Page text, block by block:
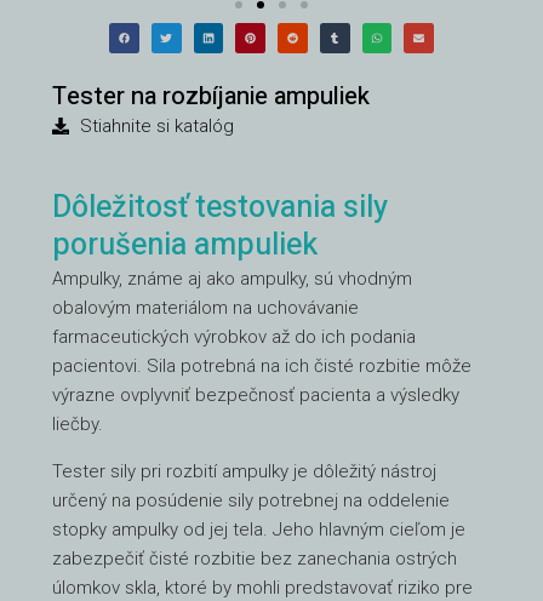
Tester na rozbíjanie ampuliek
Stiahnite si katalóg
Dôležitosť testovania sily
porušenia ampuliek
Ampulky, známe aj ako ampulky, sú vhodným
obalovým materiálom na uchovávanie
farmaceutických výrobkov až do ich podania
pacientovi. Sila potrebná na ich čisté rozbitie môže
výrazne ovplyvniť bezpečnosť pacienta a výsledky
liečby.
Tester sily pri rozbití ampulky je dôležitý nástroj
určený na posúdenie sily potrebnej na oddelenie
stopky ampulky od jej tela. Jeho hlavným cieľom je
zabezpečiť čisté rozbitie bez zanechania ostrých
úlomkov skla, ktoré by mohli predstavovať riziko pre